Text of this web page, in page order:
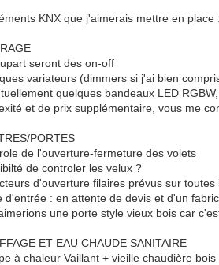
KNX que j'aimerais mettre en place :
seront des on-off
variateurs (dimmers si j'ai bien
quelques bandeaux LED
et de prix supplémentaire, vous me
PORTES
de l'ouverture-fermeture des volets
de controler les velux ?
d'ouverture filaires prévus sur toutes
d'entrée : en attente de devis et d'un
une porte style vieux bois car
ET EAU CHAUDE SANITAIRE
à chaleur Vaillant + vieille chaudière